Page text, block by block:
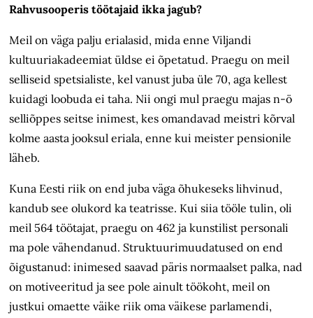
Rahvusooperis töötajaid ikka jagub?
Meil on väga palju erialasid, mida enne Viljandi
kultuuriakadeemiat üldse ei õpetatud. Praegu on meil
selliseid spetsialiste, kel vanust juba üle 70, aga kellest
kuidagi loobuda ei taha. Nii ongi mul praegu majas n-ö
selliõppes seitse inimest, kes omandavad meistri kõrval
kolme aasta jooksul eriala, enne kui meister pensionile
läheb.
Kuna Eesti riik on end juba väga õhukeseks lihvinud,
kandub see olukord ka teatrisse. Kui siia tööle tulin, oli
meil 564 töötajat, praegu on 462 ja kunstilist personali
ma pole vähendanud. Struktuuri­muudatused on end
õigustanud: inimesed saavad päris normaalset palka, nad
on motiveeritud ja see pole ainult töökoht, meil on
justkui omaette väike riik oma väikese parlamendi,